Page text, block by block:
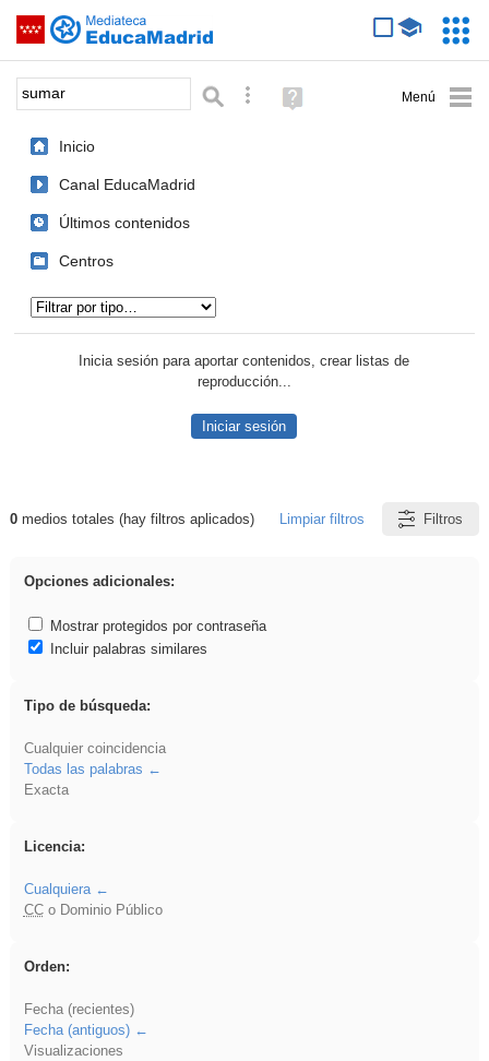
Saltar navegación
Palabra o frase: Búsqueda avanzada
Ayuda
(en
Inicio
Canal EducaMadrid
Últimos contenidos
Centros
Inicia sesión para aportar contenidos, crear listas de
reproducción...
Iniciar sesión
Resultados de: sumar
0medios totales (hay filtros aplicados) Limpiar filtros Filtros
Opciones adicionales:
Mostrar protegidos por contraseña
Incluir palabras similares
Tipo de búsqueda:
Cualquier coincidencia
Todas las palabras
Exacta
Licencia:
Cualquiera
CCo Dominio Público
Orden:
Fecha (recientes)
Fecha (antiguos)
Visualizaciones